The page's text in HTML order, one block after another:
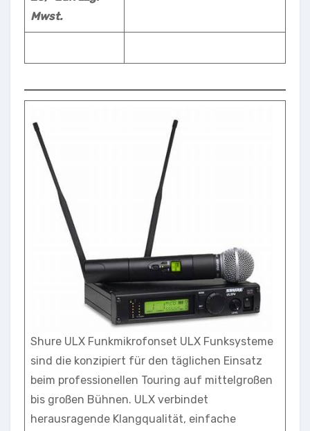
Mwst.
Shure ULX Funkmikrofonset ULX Funksysteme
sind die konzipiert für den täglichen Einsatz
beim professionellen Touring auf mittelgroßen
bis großen Bühnen. ULX verbindet
herausragende Klangqualität, einfache